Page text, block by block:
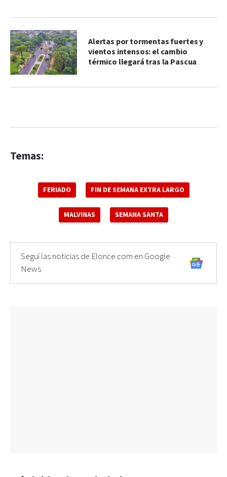
Alertas por tormentas fuertes y
vientos intensos: el cambio
térmico llegará tras la Pascua
Temas:
FERIADO FIN DE SEMANA EXTRA LARGO
MALVINAS SEMANA SANTA
Seguí las noticias de Elonce.com en Google
News